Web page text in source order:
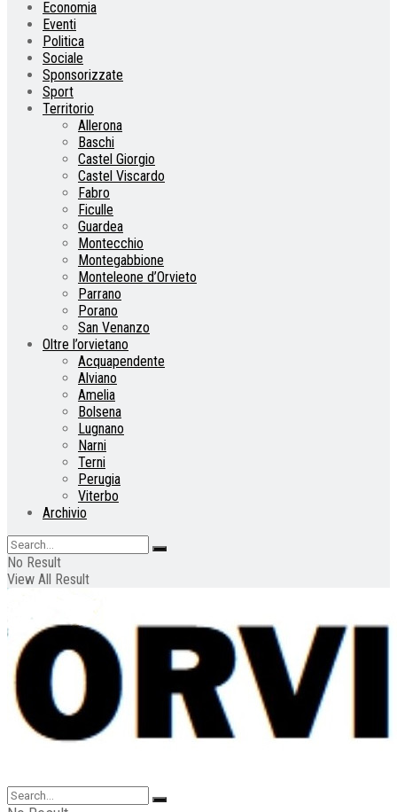
Economia
Eventi
Politica
Sociale
Sponsorizzate
Sport
Territorio
Allerona
Baschi
Castel Giorgio
Castel Viscardo
Fabro
Ficulle
Guardea
Montecchio
Montegabbione
Monteleone d’Orvieto
Parrano
Porano
San Venanzo
Oltre l’orvietano
Acquapendente
Alviano
Amelia
Bolsena
Lugnano
Narni
Terni
Perugia
Viterbo
Archivio
No Result
View All Result